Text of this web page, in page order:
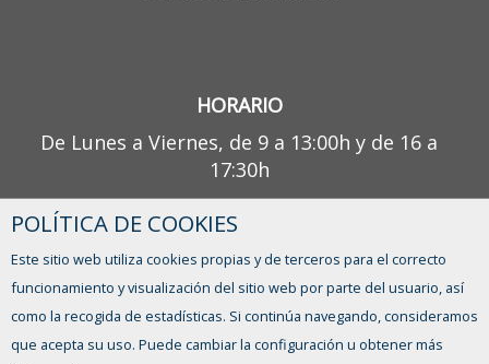
HORARIO
De Lunes a Viernes, de 9 a 13:00h y de 16 a
17:30h
¿TIENES ALGUNA DUDA?
CONTACTO
POLÍTICA DE COOKIES
Este sitio web utiliza cookies propias y de terceros para el correcto
funcionamiento y visualización del sitio web por parte del usuario, así
como la recogida de estadísticas. Si continúa navegando, consideramos
que acepta su uso. Puede cambiar la configuración u obtener más